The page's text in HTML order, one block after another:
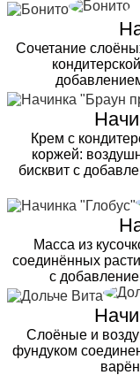
Сочетание
Крем с
коржей:
бисквит с
Масса из
соединённых
с
Слоёные и
фундуком